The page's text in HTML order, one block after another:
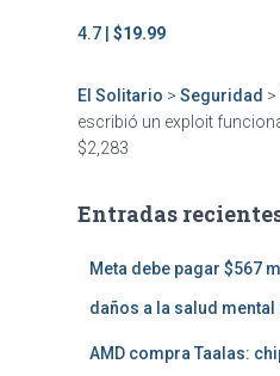
4.7 | $19.99
El Solitario > Seguridad >
escribió un exploit
$2,283
Entradas
Meta debe pagar $567
daños a la salud mental
AMD compra Taalas: